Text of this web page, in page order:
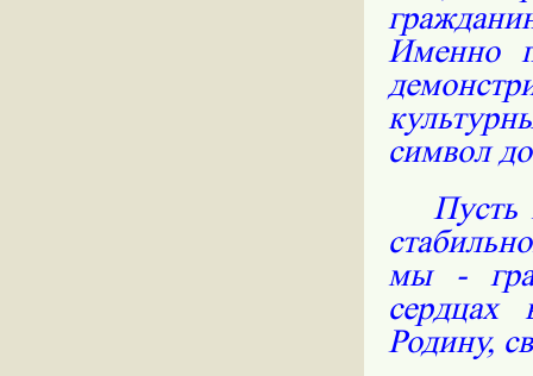
Именно
символ
Пусть
мы -
сердцах
Родину,